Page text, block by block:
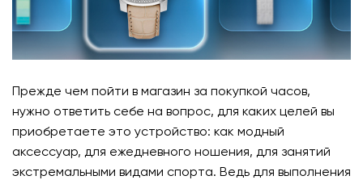
Прежде чем пойти в магазин за покупкой часов,
нужно ответить себе на вопрос, для каких целей вы
приобретаете это устройство: как модный
аксессуар, для ежедневного ношения, для занятий
экстремальными видами спорта. Ведь для выполнения